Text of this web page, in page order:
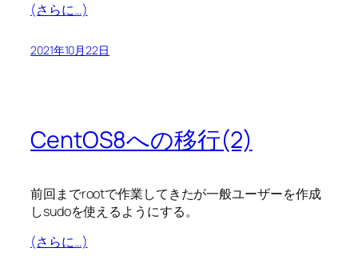
(さらに…)
2021年10月22日
CentOS8への移行(2)
前回までrootで作業してきたが一般ユーザーを作成
しsudoを使えるようにする。
(さらに…)